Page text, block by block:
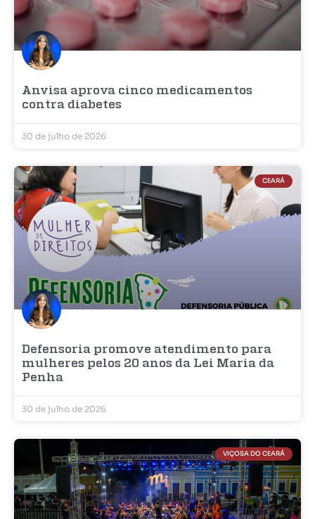
Anvisa aprova cinco medicamentos
contra diabetes
30 de julho de 2026
CEARÁ
Defensoria promove atendimento para
mulheres pelos 20 anos da Lei Maria da
Penha
30 de julho de 2026
VIÇOSA DO CEARÁ